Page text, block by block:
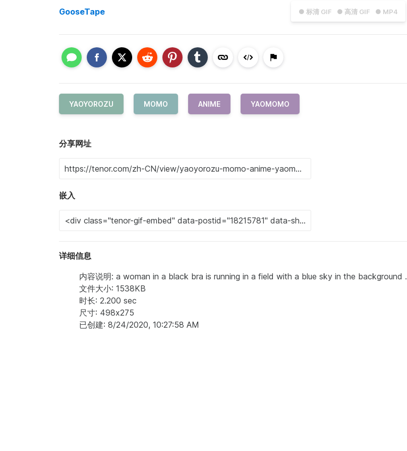
● 标清 GIF ● 高清 GIF ● MP4
GooseTape
YAOYOROZU MOMO ANIME YAOMOMO
分享网址
嵌入
详细信息
内容说明: a woman in a black bra is running in a field with a blue sky in the background .
文件大小: 1538KB
时长: 2.200 sec
尺寸: 498x275
已创建: 8/24/2020, 10:27:58 AM